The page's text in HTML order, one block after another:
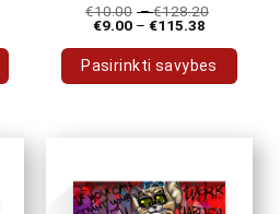
€10.00 –€128.20
€9.00 – €115.38
Pasirinkti savybes
variants.
The